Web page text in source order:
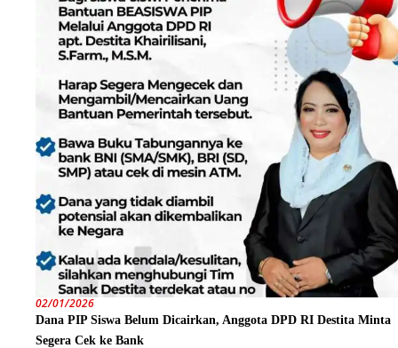
02/01/2026
Dana PIP Siswa Belum Dicairkan, Anggota DPD RI Destita Minta
Segera Cek ke Bank